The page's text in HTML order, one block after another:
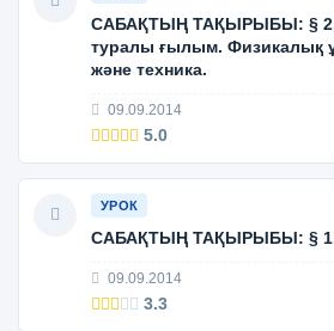
САБАҚТЫҢ ТАҚЫРЫБЫ: §
туралы ғылым. Физикалық
және техника.
09.09.2014
5.0
УРОК
САБАҚТЫҢ ТАҚЫРЫБЫ: § 1.
09.09.2014
3.3